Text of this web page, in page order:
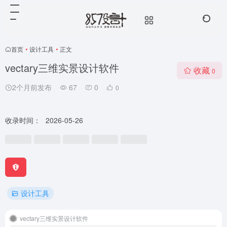
首页 • 设计工具 • 正文
vectary三维实景设计软件
2个月前发布 67 0 0
收藏 0
收录时间： 2026-05-26
设计工具
vectary三维实景设计软件